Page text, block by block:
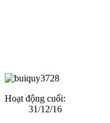
Hoạt động cuối:
31/12/16